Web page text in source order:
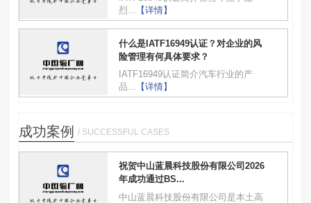
烈...
【详情】
什么是IATF16949认证？对企业的风
险管理有何具体要求？
IATF16949认证简介汽车行业的产
品...
【详情】
成功案例 / SUCCESSFUL CASES
祝贺中山蓝晨科技股份有限公司2026
年成功通过BS...
中山蓝晨科技股份有限公司是本土高